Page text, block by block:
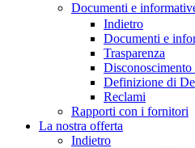
Documenti e
Indietro
Documenti e
Trasparenza
Definizione di
Reclami
Rapporti con i fornitori
La nostra offerta
Indietro